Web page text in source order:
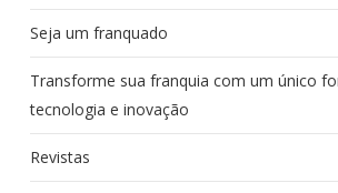
Seja um franquado
Transforme sua franquia com um único
tecnologia e inovação
Revistas